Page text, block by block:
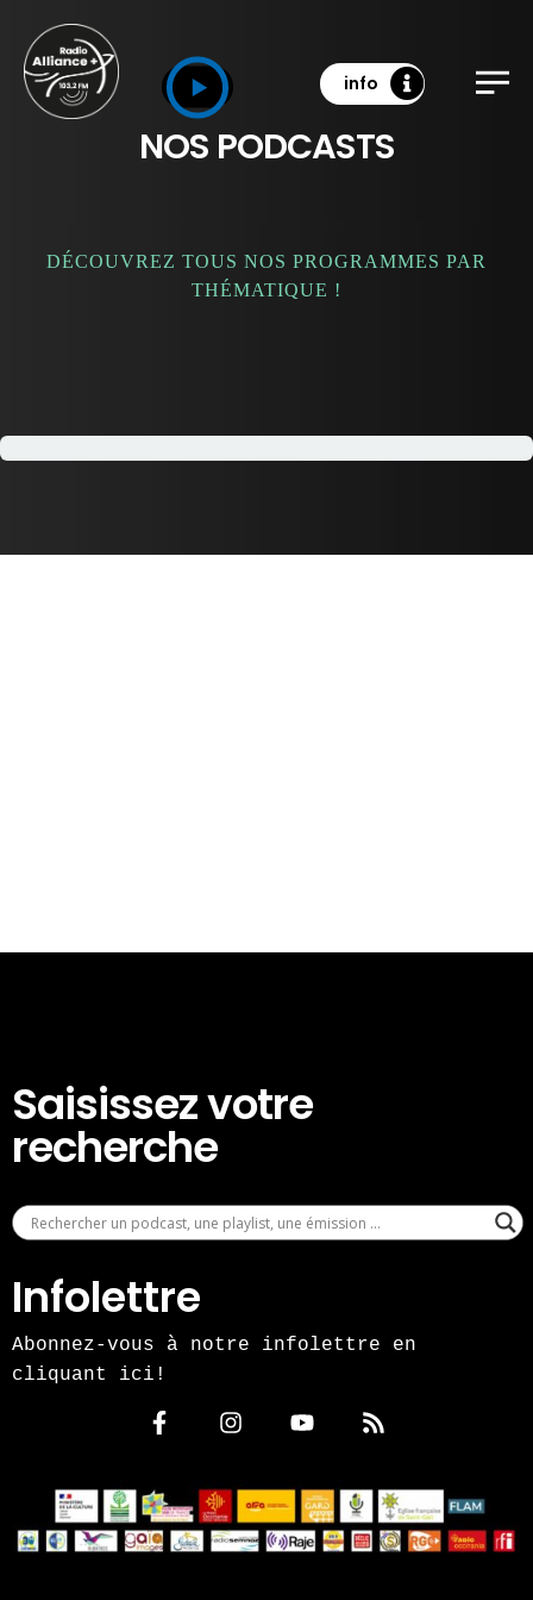
info
NOS PODCASTS
DÉCOUVREZ TOUS NOS PROGRAMMES PAR
THÉMATIQUE !
Saisissez votre
recherche
Infolettre
Abonnez-vous à notre infolettre en
cliquant ici!